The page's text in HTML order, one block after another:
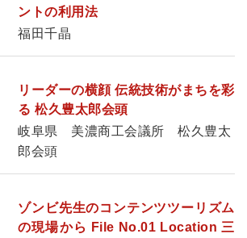
ントの利用法
福田千晶
リーダーの横顔 伝統技術がまちを彩
る 松久豊太郎会頭
岐阜県 美濃商工会議所 松久豊太
郎会頭
ゾンビ先生のコンテンツツーリズム
の現場から File No.01 Location 三